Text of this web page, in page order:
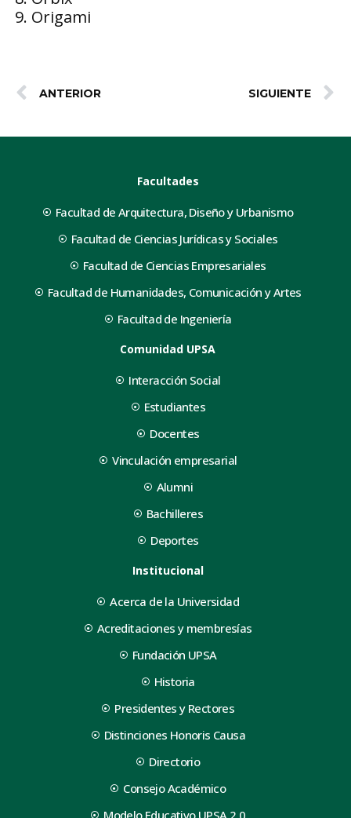
Origami
ANTERIOR SIGUIENTE
Facultades
Facultad de Arquitectura, Diseño y Urbanismo
Facultad de Ciencias Jurídicas y Sociales
Facultad de Ciencias Empresariales
Facultad de Humanidades, Comunicación y Artes
Facultad de Ingeniería
Comunidad UPSA
Interacción Social
Estudiantes
Docentes
Vinculación empresarial
Alumni
Bachilleres
Deportes
Institucional
Acerca de la Universidad
Acreditaciones y membresías
Fundación UPSA
Historia
Presidentes y Rectores
Distinciones Honoris Causa
Directorio
Consejo Académico
Modelo Educativo UPSA 2.0